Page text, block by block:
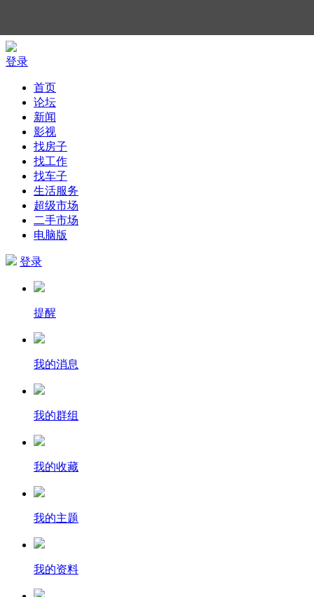
登录
首页
论坛
新闻
影视
找房子
找工作
找车子
生活服务
超级市场
二手市场
电脑版
登录
提醒
我的消息
我的群组
我的收藏
我的主题
我的资料